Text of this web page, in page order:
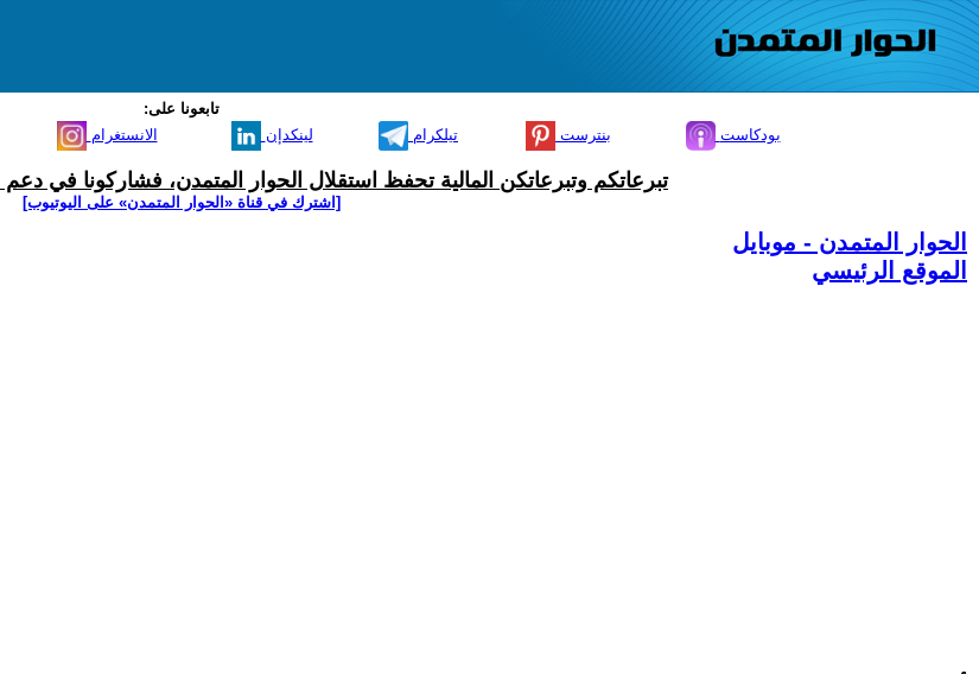
تابعونا على:
الانستغرام لينكدإن تيلكرام بنترست بودكاست
تبرعاتكم وتبرعاتكن المالية تحفظ استقلال الحوار المتمدن، فشاركونا في دعم
[اشترك في قناة ‫«الحوار المتمدن» على اليوتيوب]
الحوار المتمدن - موبايل
الموقع الرئيسي